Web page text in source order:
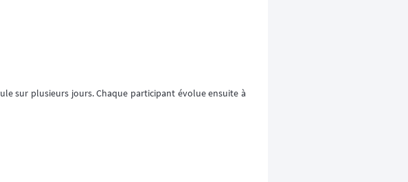
sur plusieurs jours. Chaque participant évolue ensuite à